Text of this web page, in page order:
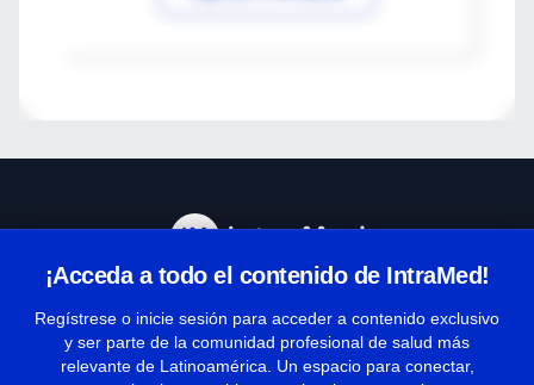
¡Acceda a todo el contenido de IntraMed!
Regístrese o inicie sesión para acceder a contenido exclusivo
y ser parte de la comunidad profesional de salud más
relevante de Latinoamérica. Un espacio para conectar,
Términos y condiciones